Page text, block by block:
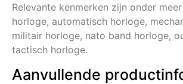
Relevante kenmerken zijn onder
horloge, automatisch horloge,
militair horloge, nato band horloge,
tactisch horloge.
Aanvullende